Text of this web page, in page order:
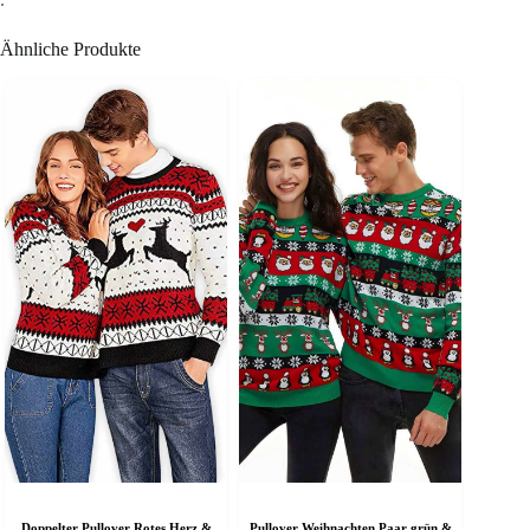
Ähnliche Produkte